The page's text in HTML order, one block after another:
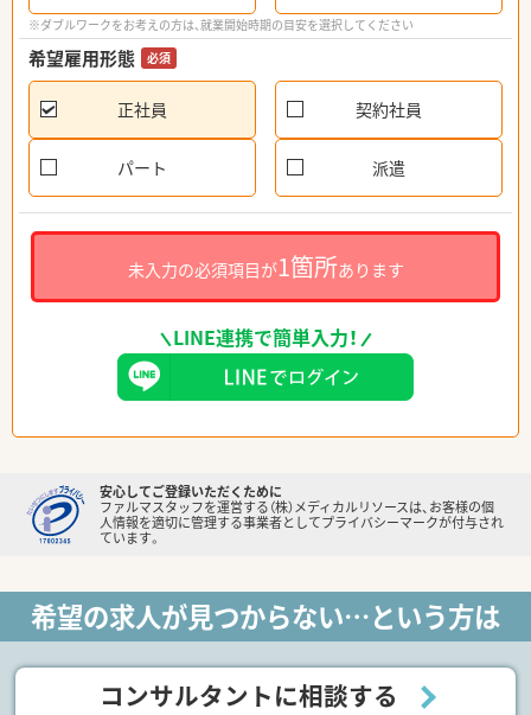
※ダブルワークをお考えの方は、就業開始時期の目安を選択してください
希望雇用形態 必須
正社員 契約社員
パート 派遣
未入力の必須項目が1箇所あります
LINE連携で簡単入力！
安心してご登録いただくために
ファルマスタッフを運営する（株）メディカルリソースは、お客様の個
人情報を適切に管理する事業者としてプライバシーマークが付与され
ています。
希望の求人が見つからない…という方は
コンサルタントに相談する